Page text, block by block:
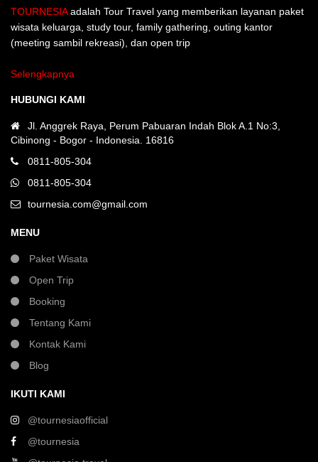
TOURNESIAadalah Tour Travel yang memberikan layanan paket
wisata keluarga, study tour, family gathering, outing kantor
(meeting sambil rekreasi), dan open trip
Selengkapnya
HUBUNGI KAMI
Jl. Anggrek Raya, Perum Pabuaran Indah Blok A.1 No:3,
Cibinong - Bogor - Indonesia. 16816
0811-805-304
0811-805-304
tournesia.com@gmail.com
MENU
Paket Wisata
Open Trip
Booking
Tentang Kami
Kontak Kami
Blog
IKUTI KAMI
@tournesiaofficial
@tournesia